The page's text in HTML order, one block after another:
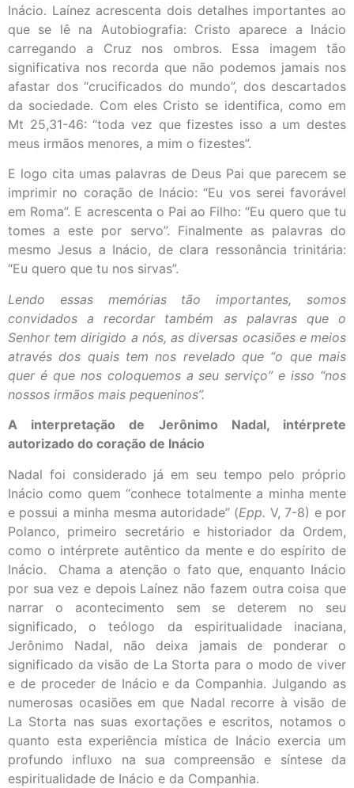
Inácio. Laínez acrescenta dois detalhes importantes ao
que se lê na Autobiografia: Cristo aparece a Inácio
carregando a Cruz nos ombros. Essa imagem tão
significativa nos recorda que não podemos jamais nos
afastar dos “crucificados do mundo”, dos descartados
da sociedade. Com eles Cristo se identifica, como em
Mt 25,31-46: “toda vez que fizestes isso a um destes
meus irmãos menores, a mim o fizestes”.
E logo cita umas palavras de Deus Pai que parecem se
imprimir no coração de Inácio: “Eu vos serei favorável
em Roma”. E acrescenta o Pai ao Filho: “Eu quero que tu
tomes a este por servo”. Finalmente as palavras do
mesmo Jesus a Inácio, de clara ressonância trinitária:
“Eu quero que tu nos sirvas”.
Lendo essas memórias tão importantes, somos
convidados a recordar também as palavras que o
Senhor tem dirigido a nós, as diversas ocasiões e meios
através dos quais tem nos revelado que “o que mais
quer é que nos coloquemos a seu serviço” e isso “nos
nossos irmãos mais pequeninos”.
A interpretação de Jerônimo Nadal, intérprete
autorizado do coração de Inácio
Nadal foi considerado já em seu tempo pelo próprio
Inácio como quem “conhece totalmente a minha mente
e possui a minha mesma autoridade” (Epp. V, 7-8) e por
Polanco, primeiro secretário e historiador da Ordem,
como o intérprete autêntico da mente e do espírito de
Inácio. Chama a atenção o fato que, enquanto Inácio
por sua vez e depois Laínez não fazem outra coisa que
narrar o acontecimento sem se deterem no seu
significado, o teólogo da espiritualidade inaciana,
Jerônimo Nadal, não deixa jamais de ponderar o
significado da visão de La Storta para o modo de viver
e de proceder de Inácio e da Companhia. Julgando as
numerosas ocasiões em que Nadal recorre à visão de
La Storta nas suas exortações e escritos, notamos o
quanto esta experiência mística de Inácio exercia um
profundo influxo na sua compreensão e síntese da
espiritualidade de Inácio e da Companhia.